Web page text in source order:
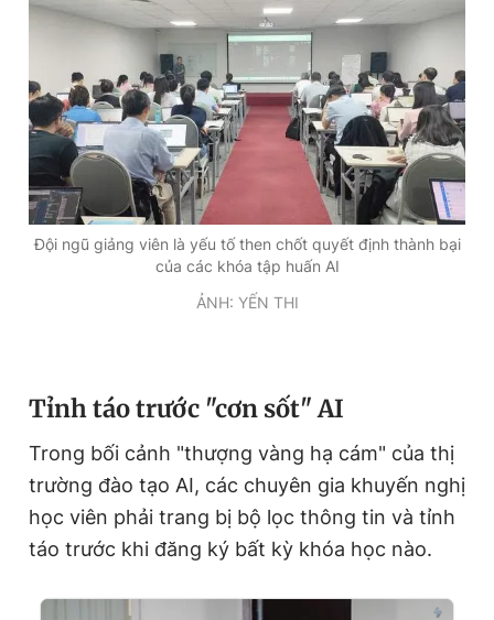
Đội ngũ giảng viên là yếu tố then chốt quyết định thành bại
của các khóa tập huấn AI
ẢNH: YẾN THI
Tỉnh táo trước "cơn sốt"AI
Trong bối cảnh "thượng vàng hạ cám" của thị
trường đào tạo AI, các chuyên gia khuyến nghị
học viên phải trang bị bộ lọc thông tin và tỉnh
táo trước khi đăng ký bất kỳ khóa học nào.